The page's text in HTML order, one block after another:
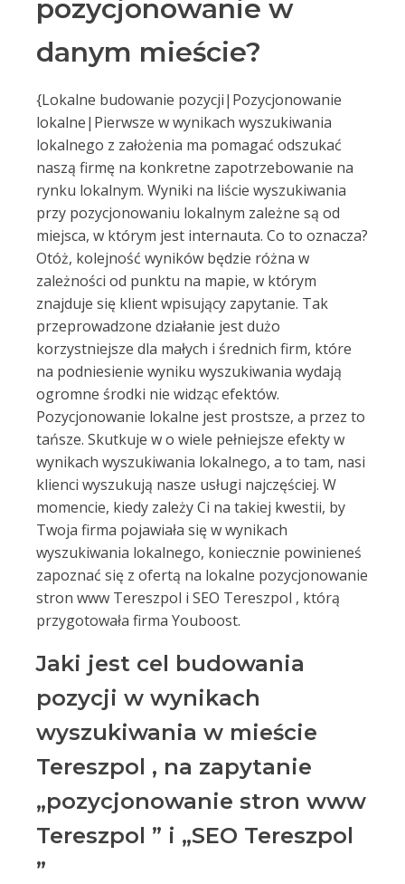
pozycjonowanie w
danym mieście?
{Lokalne budowanie pozycji|Pozycjonowanie
lokalne|Pierwsze w wynikach wyszukiwania
lokalnego z założenia ma pomagać odszukać
naszą firmę na konkretne zapotrzebowanie na
rynku lokalnym. Wyniki na liście wyszukiwania
przy pozycjonowaniu lokalnym zależne są od
miejsca, w którym jest internauta. Co to oznacza?
Otóż, kolejność wyników będzie różna w
zależności od punktu na mapie, w którym
znajduje się klient wpisujący zapytanie. Tak
przeprowadzone działanie jest dużo
korzystniejsze dla małych i średnich firm, które
na podniesienie wyniku wyszukiwania wydają
ogromne środki nie widząc efektów.
Pozycjonowanie lokalne jest prostsze, a przez to
tańsze. Skutkuje w o wiele pełniejsze efekty w
wynikach wyszukiwania lokalnego, a to tam, nasi
klienci wyszukują nasze usługi najczęściej. W
momencie, kiedy zależy Ci na takiej kwestii, by
Twoja firma pojawiała się w wynikach
wyszukiwania lokalnego, koniecznie powinieneś
zapoznać się z ofertą na lokalne pozycjonowanie
stron www Tereszpol i SEO Tereszpol , którą
przygotowała firma Youboost.
Jaki jest cel budowania
pozycji w wynikach
wyszukiwania w mieście
Tereszpol , na zapytanie
„pozycjonowanie stron www
Tereszpol ” i „SEO Tereszpol
”